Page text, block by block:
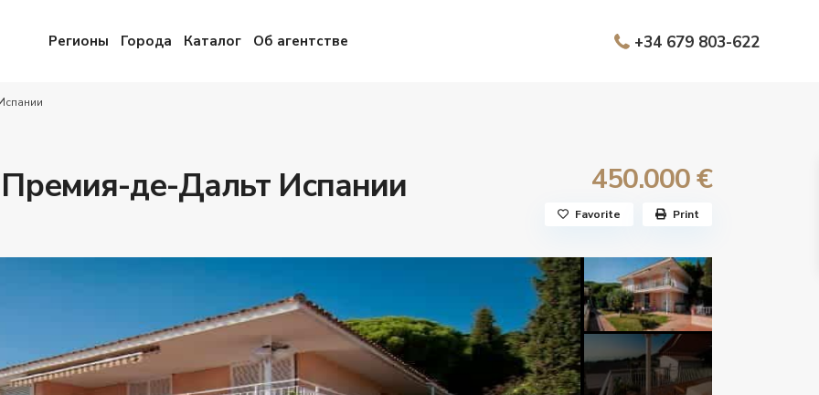
Регионы Города Каталог Об агентстве +34 679 803-622
де-Дальт Испании 450.000 €
Favorite Print